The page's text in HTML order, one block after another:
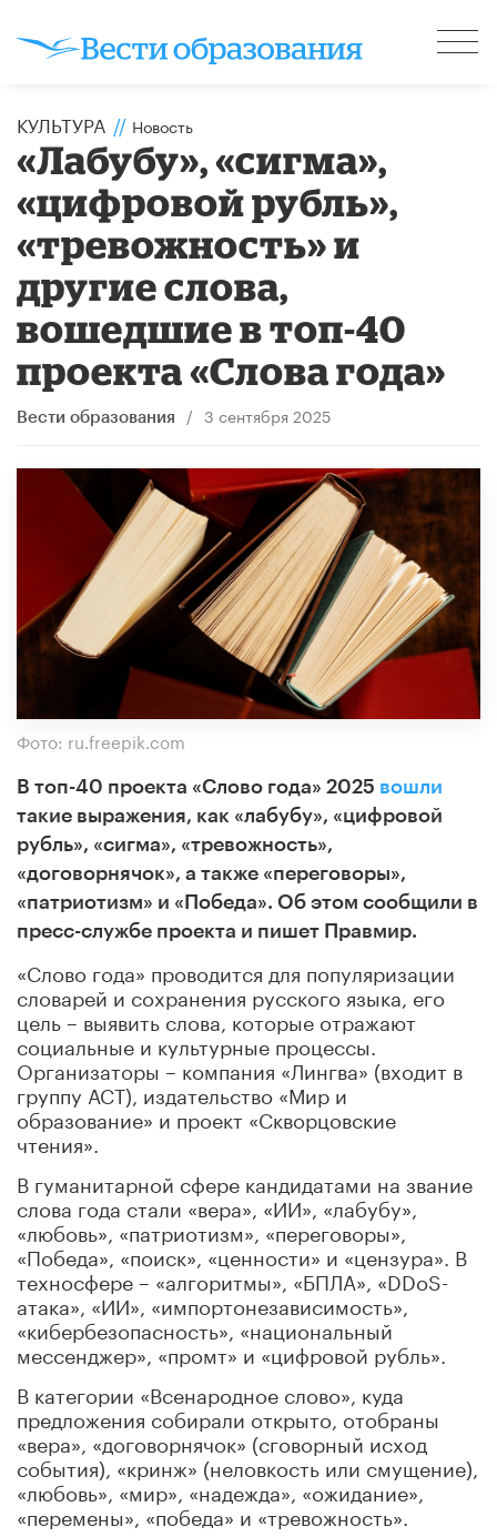
КУЛЬТУРА // Новость
«Лабубу», «сигма»,
«цифровой рубль»,
«тревожность» и
другие слова,
вошедшие в топ-40
проекта «Слова года»
Вести образования / 3 сентября 2025
Фото: ru.freepik.com
В топ-40 проекта «Слово года» 2025 вошли
такие выражения, как «лабубу», «цифровой
рубль», «сигма», «тревожность»,
«договорнячок», а также «переговоры»,
«патриотизм» и «Победа». Об этом сообщили в
пресс-службе проекта и пишет Правмир.
«Слово года» проводится для популяризации
словарей и сохранения русского языка, его
цель – выявить слова, которые отражают
социальные и культурные процессы.
Организаторы – компания «Лингва» (входит в
группу АСТ), издательство «Мир и
образование» и проект «Скворцовские
чтения».
В гуманитарной сфере кандидатами на звание
слова года стали «вера», «ИИ», «лабубу»,
«любовь», «патриотизм», «переговоры»,
«Победа», «поиск», «ценности» и «цензура». В
техносфере – «алгоритмы», «БПЛА», «DDoS-
атака», «ИИ», «импортонезависимость»,
«кибербезопасность», «национальный
мессенджер», «промт» и «цифровой рубль».
В категории «Всенародное слово», куда
предложения собирали открыто, отобраны
«вера», «договорнячок» (сговорный исход
события), «кринж» (неловкость или смущение),
«любовь», «мир», «надежда», «ожидание»,
«перемены», «победа» и «тревожность».